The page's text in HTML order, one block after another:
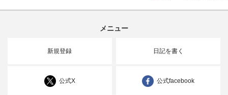
メニュー
新規登録 日記を書く
公式X 公式facebook